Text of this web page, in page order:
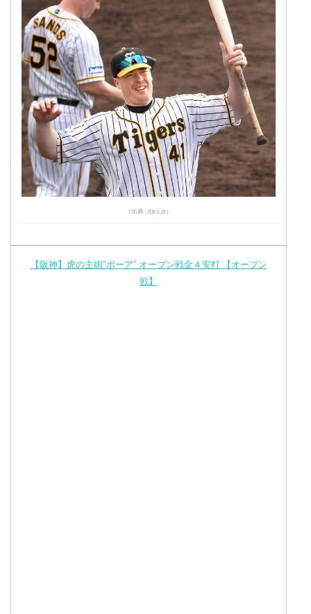
（出典 i.daily.jp）
【阪神】虎の主砲”ボーア” オープン戦全４安打 【オープン
戦】